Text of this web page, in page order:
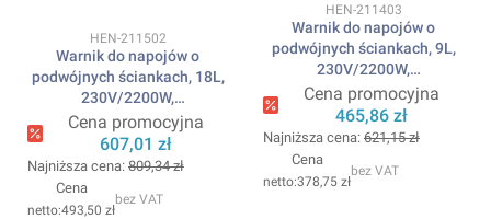
Kod produktu
HEN-211502
Warnik do napojów o
podwójnych ściankach, 18L,
230V/2200W,
386x393x(H)641mm HENDI
Cena promocyjna
607,01 zł
Najniższa cena: 809,34 zł
Cena
493,50 zł
bez VAT
Kod produktu
HEN-211403
Warnik do napojów o
podwójnych ściankach, 9L,
230V/2200W,
322x390x(H)522mm HENDI
Cena promocyjna
465,86 zł
Najniższa cena: 621,15 zł
Cena
378,75 zł
bez VAT